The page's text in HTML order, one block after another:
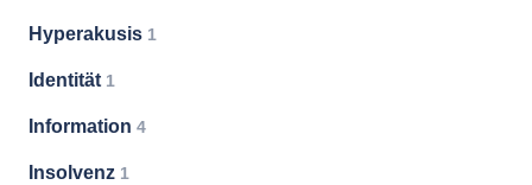
Hyperakusis 1
Identität 1
Information 4
Insolvenz 1